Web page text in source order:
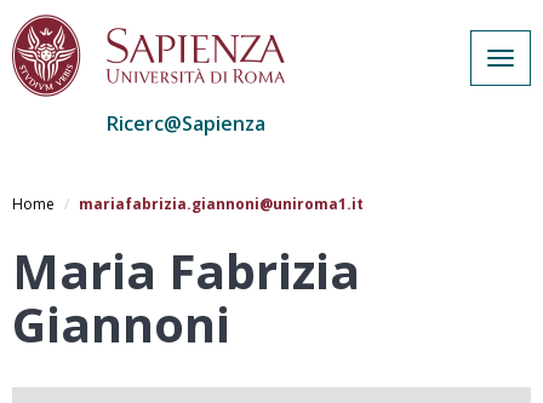
al
Ricerc@Sapienza
Home mariafabrizia.giannoni@uniroma1.it
Maria Fabrizia
Giannoni